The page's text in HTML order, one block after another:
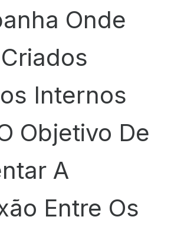
Onde
Internos
Objetivo De
A
Entre Os